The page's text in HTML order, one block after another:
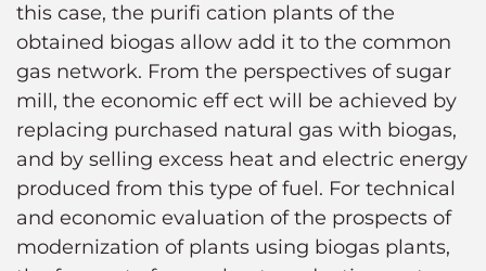
this case, the purifi cation plants of the
obtained biogas allow add it to the common
gas network. From the perspectives of sugar
mill, the economic eff ect will be achieved by
replacing purchased natural gas with biogas,
and by selling excess heat and electric energy
produced from this type of fuel. For technical
and economic evaluation of the prospects of
modernization of plants using biogas plants,